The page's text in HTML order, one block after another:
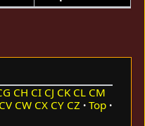
CH CI CJ CK CL CM
CV CW CX CY CZ
Top